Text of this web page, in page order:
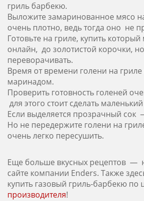
гриль барбекю.
Выложите замаринованное мясо
очень плотно, ведь тогда оно не
Готовьте на гриле, купить
онлайн, до золотистой корочки,
переворачивать.
Время от времени голени на
маринадом.
Проверить готовность голеней
для этого стоит сделать
Если выделяется прозрачный сок
Но не передержите голени на
очень легко пересушить.
Еще больше вкусных рецептов —
сайте компании Enders. Также
купить газовый гриль-барбекю по
производителя!